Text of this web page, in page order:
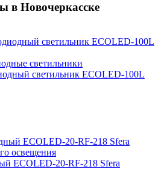
в Новочеркасске
светильники
светильник ECOLED-100L
освещения
ECOLED-20-RF-218 Sfera